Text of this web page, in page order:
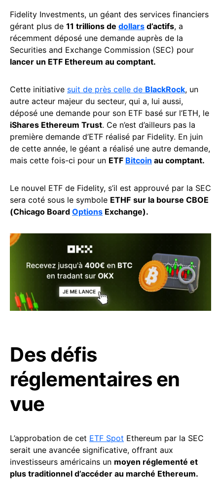
Fidelity Investments, un géant des services financiers
gérant plus de 11 trillions de dollars d’actifs, a
récemment déposé une demande auprès de la
Securities and Exchange Commission (SEC) pour
lancer un ETF Ethereum au comptant.
Cette initiative suit de près celle de BlackRock, un
autre acteur majeur du secteur, qui a, lui aussi,
déposé une demande pour son ETF basé sur l’ETH, le
iShares Ethereum Trust. Ce n’est d’ailleurs pas la
première demande d’ETF réalisé par Fidelity. En juin
de cette année, le géant a réalisé une autre demande,
mais cette fois-ci pour un ETF Bitcoin au comptant.
Le nouvel ETF de Fidelity, s’il est approuvé par la SEC
sera coté sous le symbole ETHF sur la bourse CBOE
(Chicago Board Options Exchange).
Des défis
réglementaires en
vue
L’approbation de cet ETF Spot Ethereum par la SEC
serait une avancée significative, offrant aux
investisseurs américains un moyen réglementé et
plus traditionnel d’accéder au marché Ethereum.